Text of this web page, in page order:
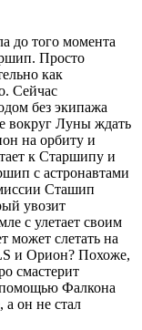
до того момента
Просто
как
Сейчас
без экипажа
вокруг Луны ждать
на орбиту и
к Старшипу и
с астронавтами
Сташип
увозит
с улетает своим
может слетать на
и Орион? Похоже,
смастерит
Фалкона
он не стал